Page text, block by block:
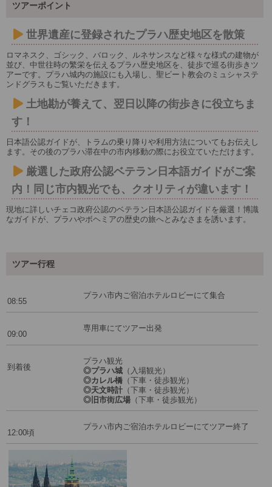
ツアーポイント
世界遺産に登録されたプラハ歴史地区を散策
ロマネスク、ゴシック、バロック、ルネサンスなど様々な様式の建物が
並び、中世往時の繁栄を伝えるプラハ歴史地区を、徒歩で巡る街歩きツ
アーです。プラハ城内の施設にも入場し、聖ビート教会のミュシャステ
ンドグラスもご覧いただきます。
土地勘が養えて、翌日以降の街歩きに役立ちま
す！
日本語公認ガイドが、トラムの乗り降りや利用方法についてもお伝えし
ます。その後のプラハ滞在中の市内移動の際にお役立ていただけます。
厳選した政府公認ベテラン日本語ガイドがご案
内！同じ市内観光でも、クオリティが違います！
現地に詳しいチェコ政府公認のベテラン日本語公認ガイドを厳選！博識
なガイドが、プラハやボヘミアの歴史の旅へとみなさまを誘います。
ツアー行程
08:55
プラハ市内ご宿泊ホテルロビーにて集合
09:00
専用車にてツアー出発
到着後
プラハ観光
◎プラハ城 （入場観光）
◎カレル橋 （下車・徒歩観光）
◎天文時計 （下車・徒歩観光）
◎旧市街広場 （下車・徒歩観光）
12:00頃
プラハ市内ご宿泊ホテルロビーにてツアー終了